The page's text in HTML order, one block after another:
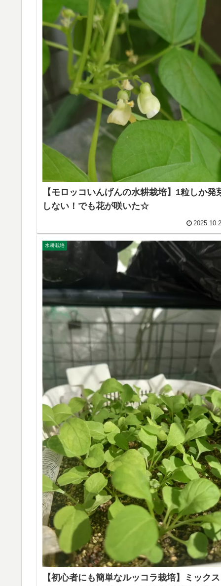
【モロッコいんげんの水耕栽培】1粒しか発
しない！でも花が咲いた☆
水耕栽培
【初心者にも簡単なルッコラ栽培】ミックス